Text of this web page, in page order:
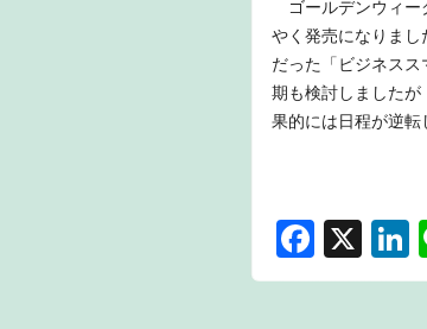
k
ゴールデンウィー
やく発売になりまし
だった「ビジネス
期も検討しました
果的には日程が逆転
F
a
X